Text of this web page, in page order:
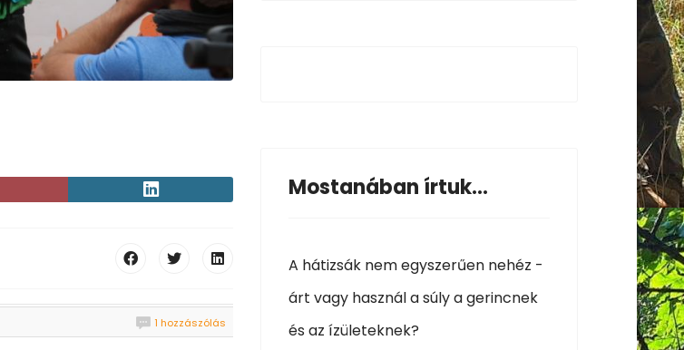
1 hozzászólás
Mostanában írtuk...
A hátizsák nem egyszerűen nehéz -
árt vagy használ a súly a gerincnek
és az ízületeknek?